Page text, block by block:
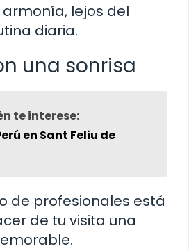
lejos del
diaria.
una sonrisa
te interese:
en Sant Feliu de
de profesionales está
de tu visita una